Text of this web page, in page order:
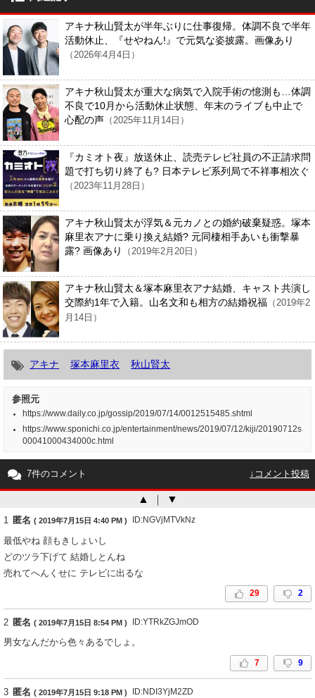
アキナ秋山賢太が半年ぶりに仕事復帰。体調不良で半年
活動休止、『せやねん!』で元気な姿披露。画像あり
（2026年4月4日）
アキナ秋山賢太が重大な病気で入院手術の憶測も…体調
不良で10月から活動休止状態、年末のライブも中止で
心配の声 （2025年11月14日）
『カミオト夜』放送休止、読売テレビ社員の不正請求問
題で打ち切り終了も? 日本テレビ系列局で不祥事相次ぐ
（2023年11月28日）
アキナ秋山賢太が浮気＆元カノとの婚約破棄疑惑。塚本
麻里衣アナに乗り換え結婚? 元同棲相手あいも衝撃暴
露? 画像あり
（2019年2月20日）
アキナ秋山賢太＆塚本麻里衣アナ結婚、キャスト共演し
交際約1年で入籍。山名文和も相方の結婚祝福 （2019年2
月14日）
アキナ 塚本麻里衣 秋山賢太
参照元
https://www.daily.co.jp/gossip/2019/07/14/0012515485.shtml
https://www.sponichi.co.jp/entertainment/news/2019/07/12/kiji/20190712s
00041000434000c.html
7件のコメント ↓コメント投稿
▲ ｜ ▼
1 匿名 ( 2019年7月15日 4:40 PM ) ID:NGVjMTVkNz
最低やね 顔もきしょいし
どのツラ下げて 結婚しとんね
売れてへんくせに テレビに出るな
29 2
2 匿名 ( 2019年7月15日 8:54 PM ) ID:YTRkZGJmOD
男女なんだから色々あるでしょ。
7 9
3 匿名 ( 2019年7月15日 9:18 PM ) ID:NDI3YjM2ZD